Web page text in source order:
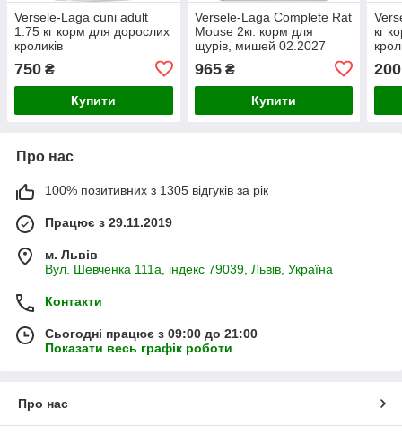
Versele-Laga cuni adult
1.75 кг корм для дорослих
кроликів
750 ₴
Купити
Versele-Laga Complete Rat
Mouse 2кг. корм для
щурів, мишей 02.2027
965₴
Купити
кг
200
Про нас
100% позитивних з 1305 відгуків за рік
Працює з 29.11.2019
м. Львів
Вул. Шевченка 111а, індекс 79039, Львів, Україна
Контакти
Сьогодні працює з 09:00 до 21:00
Показати весь графік роботи
Про нас